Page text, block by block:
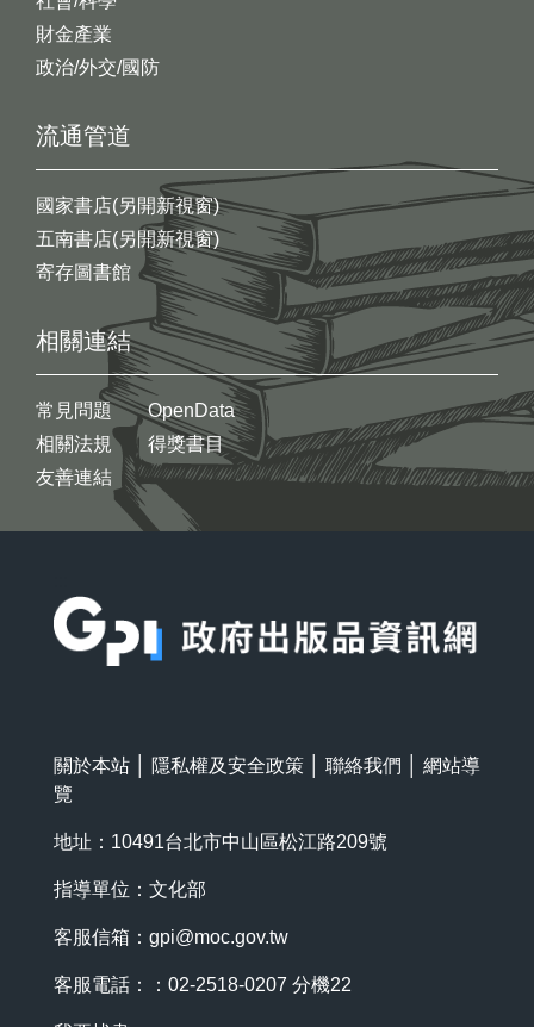
財金產業
政治/外交/國防
流通管道
國家書店(另開新視窗)
五南書店(另開新視窗)
寄存圖書館
相關連結
常見問題
相關法規
友善連結
OpenData
得獎書目
關於本站 隱私權及安全政策 聯絡我們
網站導
覽
地址：10491台北市中山區松江路209號
指導單位：文化部
客服信箱： gpi@moc.gov.tw
客服電話：：02-2518-0207 分機22